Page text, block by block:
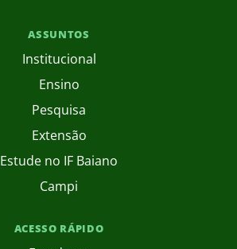
ASSUNTOS
Institucional
Ensino
Pesquisa
Extensão
Estude no IF Baiano
Campi
ACESSO RÁPIDO